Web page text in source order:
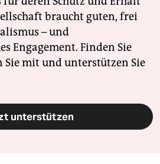
braucht guten, frei
– und
Engagement. Finden Sie
Sie mit und unterstützen Sie
unterstützen